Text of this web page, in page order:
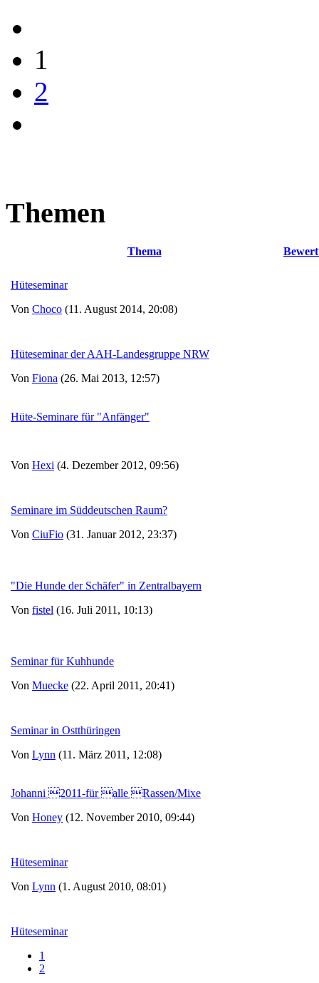
1
2
Themen
Thema
Hüteseminar
Von Choco (11. August 2014, 20:08)
Hüteseminar der AAH-Landesgruppe NRW
Von Fiona (26. Mai 2013, 12:57)
Hüte-Seminare für "Anfänger"
Von Hexi (4. Dezember 2012, 09:56)
Seminare im Süddeutschen Raum?
Von CiuFio (31. Januar 2012, 23:37)
"Die Hunde der Schäfer" in Zentralbayern
Von fistel (16. Juli 2011, 10:13)
Seminar für Kuhhunde
Von Muecke (22. April 2011, 20:41)
Seminar in Ostthüringen
Von Lynn (11. März 2011, 12:08)
Johanni 2011-für alle Rassen/Mixe
Von Honey (12. November 2010, 09:44)
Hüteseminar
Von Lynn (1. August 2010, 08:01)
Hüteseminar
1
2